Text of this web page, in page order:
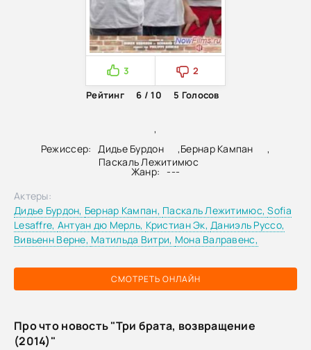
,
Режиссер:
Дидье Бурдон ,Бернар Кампан
,
Паскаль Лежитимюс
Жанр: ---
3
2
Рейтинг
6 / 10 5 Голосов
СМОТРЕТЬ ОНЛАЙН
Актеры:
Дидье Бурдон, Бернар Кампан, Паскаль Лежитимюс,Sofia
Lesaffre, Антуан дю Мерль, Кристиан Эк,Даниэль Руссо,
Вивьенн Верне, Матильда Витри, Мона Валравенс,
Про что новость "Три брата, возвращение
(2014)"